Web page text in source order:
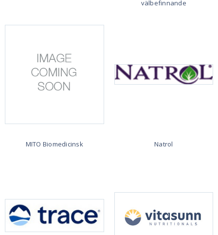
välbefinnande
MITO Biomedicinsk Natrol